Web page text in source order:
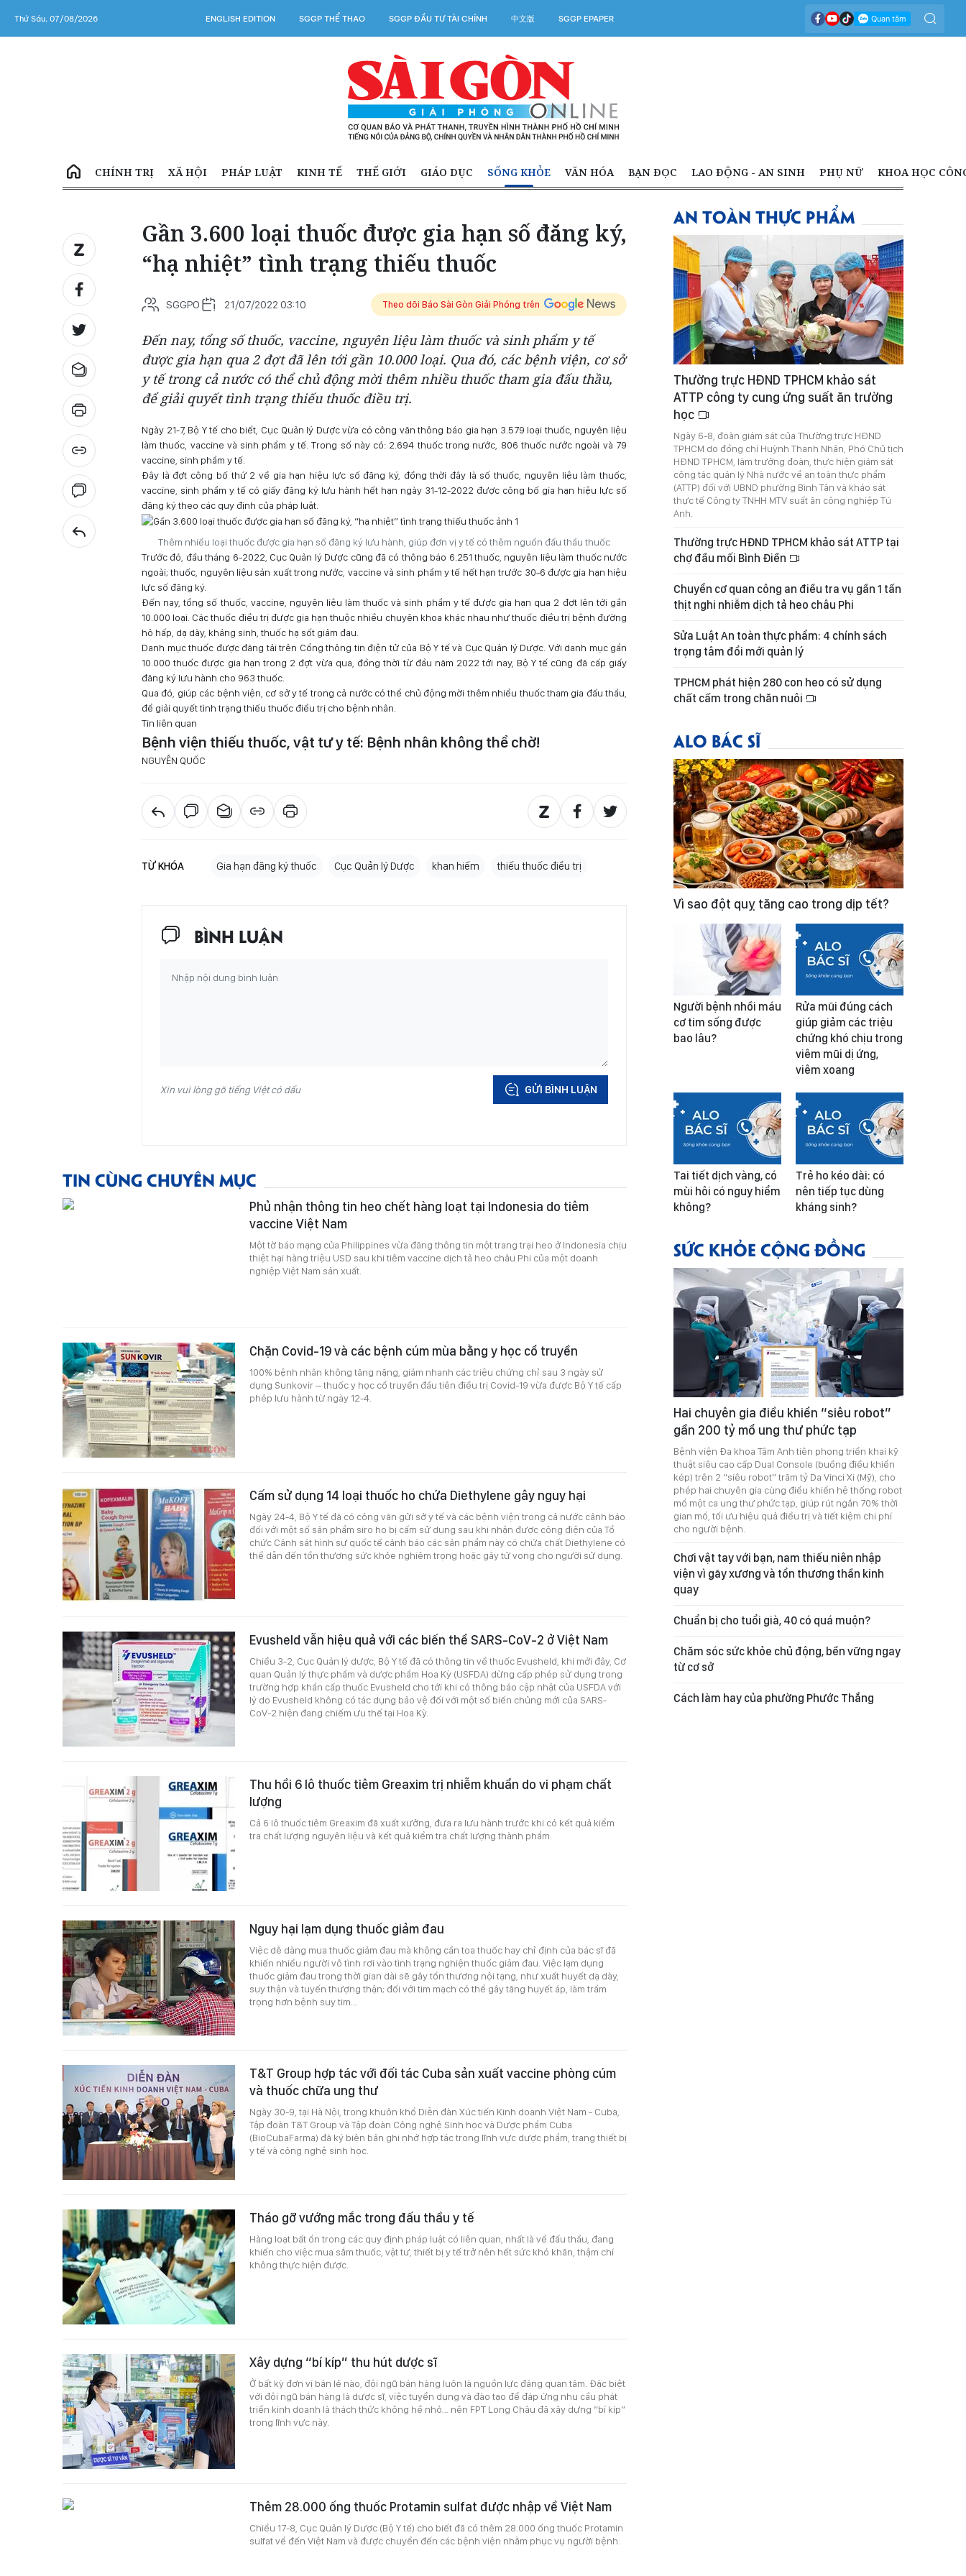
Thứ Sáu, 07/08/2026 ENGLISH EDITION SGGP THỂ THAO SGGP ĐẦU TƯ TÀI CHÍNH 中文版 SGGP EPAPER
CHÍNH TRỊ XÃ HỘI PHÁP LUẬT KINH TẾ THẾ GIỚI GIÁO DỤC SỐNG KHỎE VĂN HÓA BẠN ĐỌC LAO ĐỘNG - AN SINH PHỤ NỮ KHOA HỌC
Gần 3.600 loại thuốc được gia hạn số đăng ký,
“hạ nhiệt” tình trạng thiếu thuốc
SGGPO 21/07/2022 03:10 Theo dõi Báo Sài Gòn Giải Phóng trên
Đến nay, tổng số thuốc, vaccine, nguyên liệu làm thuốc và sinh phẩm y tế
được gia hạn qua 2 đợt đã lên tới gần 10.000 loại. Qua đó, các bệnh viện, cơ sở
y tế trong cả nước có thể chủ động mời thêm nhiều thuốc tham gia đấu thầu,
để giải quyết tình trạng thiếu thuốc điều trị.
Ngày 21-7, Bộ Y tế cho biết, Cục Quản lý Dược vừa có công văn thông báo gia hạn 3.579 loại thuốc, nguyên liệu
làm thuốc, vaccine và sinh phẩm y tế. Trong số này có: 2.694 thuốc trong nước, 806 thuốc nước ngoài và 79
vaccine, sinh phẩm y tế.
Đây là đợt công bố thứ 2 về gia hạn hiệu lực số đăng ký, đồng thời đây là số thuốc, nguyên liệu làm thuốc,
vaccine, sinh phẩm y tế có giấy đăng ký lưu hành hết hạn ngày 31-12-2022 được công bố gia hạn hiệu lực số
đăng ký theo các quy định của pháp luật.
Thêm nhiều loại thuốc được gia hạn số đăng ký lưu hành, giúp đơn vị y tế có thêm nguồn đấu thầu thuốc
Trước đó, đầu tháng 6-2022, Cục Quản lý Dược cũng đã có thông báo 6.251 thuốc, nguyên liệu làm thuốc nước
ngoài; thuốc, nguyên liệu sản xuất trong nước, vaccine và sinh phẩm y tế hết hạn trước 30-6 được gia hạn hiệu
lực số đăng ký.
Đến nay, tổng số thuốc, vaccine, nguyên liệu làm thuốc và sinh phẩm y tế được gia hạn qua 2 đợt lên tới gần
10.000 loại. Các thuốc điều trị được gia hạn thuộc nhiều chuyên khoa khác nhau như thuốc điều trị bệnh đường
hô hấp, dạ dày, kháng sinh, thuốc hạ sốt giảm đau.
Danh mục thuốc được đăng tải trên Cổng thông tin điện tử của Bộ Y tế và Cục Quản lý Dược. Với danh mục gần
10.000 thuốc được gia hạn trong 2 đợt vừa qua, đồng thời từ đầu năm 2022 tới nay, Bộ Y tế cũng đã cấp giấy
đăng ký lưu hành cho 963 thuốc.
Qua đó, giúp các bệnh viện, cơ sở y tế trong cả nước có thể chủ động mời thêm nhiều thuốc tham gia đấu thầu,
để giải quyết tình trạng thiếu thuốc điều trị cho bệnh nhân.
Tin liên quan
Bệnh viện thiếu thuốc, vật tư y tế: Bệnh nhân không thể chờ!
NGUYỄN QUỐC
TỪ KHÓA Gia hạn đăng ký thuốc Cục Quản lý Dược khan hiếm thiếu thuốc điều trị
BÌNH LUẬN
Xin vui lòng gõ tiếng Việt có dấu GỬI BÌNH LUẬN
TIN CÙNG CHUYÊN MỤC
Phủ nhận thông tin heo chết hàng loạt tại Indonesia do tiêm
vaccine Việt Nam
Một tờ báo mạng của Philippines vừa đăng thông tin một trang trại heo ở Indonesia chịu
thiệt hại hàng triệu USD sau khi tiêm vaccine dịch tả heo châu Phi của một doanh
nghiệp Việt Nam sản xuất.
Chặn Covid-19 và các bệnh cúm mùa bằng y học cổ truyền
100% bệnh nhân không tăng nặng, giảm nhanh các triệu chứng chỉ sau 3 ngày sử
dụng Sunkovir – thuốc y học cổ truyền đầu tiên điều trị Covid-19 vừa được Bộ Y tế cấp
phép lưu hành từ ngày 12-4.
Cấm sử dụng 14 loại thuốc ho chứa Diethylene gây nguy hại
Ngày 24-4, Bộ Y tế đã có công văn gửi sở y tế và các bệnh viện trong cả nước cảnh báo
đối với một số sản phẩm siro ho bị cấm sử dụng sau khi nhận được công điện của Tổ
chức Cảnh sát hình sự quốc tế cảnh báo các sản phẩm này có chứa chất Diethylene có
thể dẫn đến tổn thương sức khỏe nghiêm trọng hoặc gây tử vong cho người sử dụng.
Evusheld vẫn hiệu quả với các biến thể SARS-CoV-2 ở Việt Nam
Chiều 3-2, Cục Quản lý dược, Bộ Y tế đã có thông tin về thuốc Evusheld, khi mới đây, Cơ
quan Quản lý thực phẩm và dược phẩm Hoa Kỳ (USFDA) dừng cấp phép sử dụng trong
trường hợp khẩn cấp thuốc Evusheld cho tới khi có thông báo cập nhật của USFDA với
lý do Evusheld không có tác dụng bảo vệ đối với một số biến chủng mới của SARS-
CoV-2 hiện đang chiếm ưu thế tại Hoa Kỳ.
Thu hồi 6 lô thuốc tiêm Greaxim trị nhiễm khuẩn do vi phạm chất
lượng
Cả 6 lô thuốc tiêm Greaxim đã xuất xưởng, đưa ra lưu hành trước khi có kết quả kiểm
tra chất lượng nguyên liệu và kết quả kiểm tra chất lượng thành phẩm.
Nguy hại lạm dụng thuốc giảm đau
Việc dễ dàng mua thuốc giảm đau mà không cần toa thuốc hay chỉ định của bác sĩ đã
khiến nhiều người vô tình rơi vào tình trạng nghiện thuốc giảm đau. Việc lạm dụng
thuốc giảm đau trong thời gian dài sẽ gây tổn thương nội tạng, như xuất huyết dạ dày,
suy thận và tuyến thượng thận; đối với tim mạch có thể gây tăng huyết áp, làm trầm
trọng hơn bệnh suy tim…
T&T Group hợp tác với đối tác Cuba sản xuất vaccine phòng cúm
và thuốc chữa ung thư
Ngày 30-9, tại Hà Nội, trong khuôn khổ Diễn đàn Xúc tiến Kinh doanh Việt Nam - Cuba,
Tập đoàn T&T Group và Tập đoàn Công nghệ Sinh học và Dược phẩm Cuba
(BioCubaFarma) đã ký biên bản ghi nhớ hợp tác trong lĩnh vực dược phẩm, trang thiết bị
y tế và công nghệ sinh học.
Tháo gỡ vướng mắc trong đấu thầu y tế
Hàng loạt bất ổn trong các quy định pháp luật có liên quan, nhất là về đấu thầu, đang
khiến cho việc mua sắm thuốc, vật tư, thiết bị y tế trở nên hết sức khó khăn, thậm chí
không thực hiện được.
Xây dựng “bí kíp” thu hút dược sĩ
Ở bất kỳ đơn vị bán lẻ nào, đội ngũ bán hàng luôn là nguồn lực đáng quan tâm. Đặc biệt
với đội ngũ bán hàng là dược sĩ, việc tuyển dụng và đào tạo để đáp ứng nhu cầu phát
triển kinh doanh là thách thức không hề nhỏ… nên FPT Long Châu đã xây dựng “bí kíp”
trong lĩnh vực này.
Thêm 28.000 ống thuốc Protamin sulfat được nhập về Việt Nam
Chiều 17-8, Cục Quản lý Dược (Bộ Y tế) cho biết đã có thêm 28.000 ống thuốc Protamin
sulfat về đến Việt Nam và được chuyển đến các bệnh viện nhằm phục vụ người bệnh.
AN TOÀN THỰC PHẨM
Thường trực HĐND TPHCM khảo sát
ATTP công ty cung ứng suất ăn trường
học
Ngày 6-8, đoàn giám sát của Thường trực HĐND
TPHCM do đồng chí Huỳnh Thanh Nhân, Phó Chủ tịch
HĐND TPHCM, làm trưởng đoàn, thực hiện giám sát
công tác quản lý Nhà nước về an toàn thực phẩm
(ATTP) đối với UBND phường Bình Tân và khảo sát
thực tế Công ty TNHH MTV suất ăn công nghiệp Tú
Anh.
Thường trực HĐND TPHCM khảo sát ATTP tại
chợ đầu mối Bình Điền
Chuyển cơ quan công an điều tra vụ gần 1 tấn
thịt nghi nhiễm dịch tả heo châu Phi
Sửa Luật An toàn thực phẩm: 4 chính sách
trọng tâm đổi mới quản lý
TPHCM phát hiện 280 con heo có sử dụng
chất cấm trong chăn nuôi
ALO BÁC SĨ
Vì sao đột quỵ tăng cao trong dịp tết?
Người bệnh nhồi máu
cơ tim sống được
bao lâu?
Rửa mũi đúng cách
giúp giảm các triệu
chứng khó chịu trong
viêm mũi dị ứng,
viêm xoang
Tai tiết dịch vàng, có
mùi hôi có nguy hiểm
không?
Trẻ ho kéo dài: có
nên tiếp tục dùng
kháng sinh?
SỨC KHỎE CỘNG ĐỒNG
Hai chuyên gia điều khiển “siêu robot”
gần 200 tỷ mổ ung thư phức tạp
Bệnh viện Đa khoa Tâm Anh tiên phong triển khai kỹ
thuật siêu cao cấp Dual Console (buồng điều khiển
kép) trên 2 “siêu robot” trăm tỷ Da Vinci Xi (Mỹ), cho
phép hai chuyên gia cùng điều khiển hệ thống robot
mổ một ca ung thư phức tạp, giúp rút ngắn 70% thời
gian mổ, tối ưu hiệu quả điều trị và tiết kiệm chi phí
cho người bệnh.
Chơi vật tay với bạn, nam thiếu niên nhập
viện vì gãy xương và tổn thương thần kinh
quay
Chuẩn bị cho tuổi già, 40 có quá muộn?
Chăm sóc sức khỏe chủ động, bền vững ngay
từ cơ sở
Cách làm hay của phường Phước Thắng